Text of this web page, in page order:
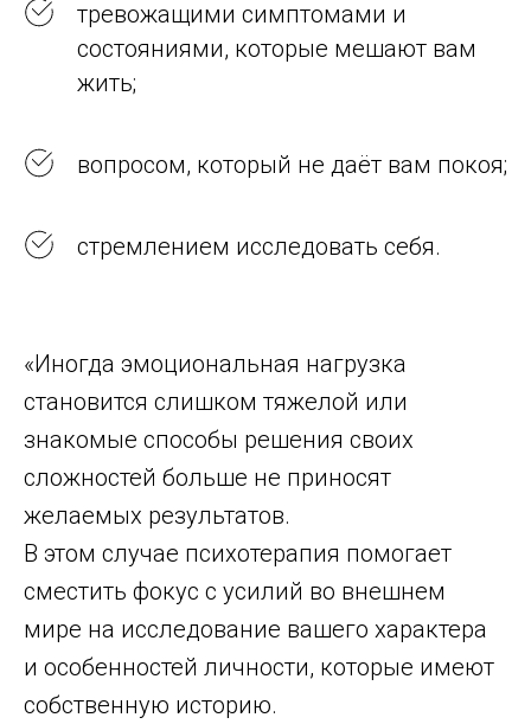
тревожащими симптомами и
состояниями, которые мешают вам
жить;
вопросом, который не даёт вам покоя;
стремлением исследовать себя.
«Иногда эмоциональная нагрузка
становится слишком тяжелой или
знакомые способы решения своих
сложностей больше не приносят
желаемых результатов.
В этом случае психотерапия помогает
сместить фокус с усилий во внешнем
мире на исследование вашего характера
и особенностей личности, которые имеют
собственную историю.